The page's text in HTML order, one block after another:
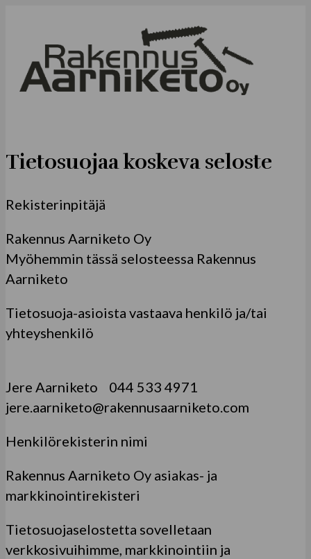
Tietosuojaa koskeva seloste
Rekisterinpitäjä
Rakennus Aarniketo Oy
Myöhemmin tässä selosteessa Rakennus
Aarniketo
Tietosuoja-asioista vastaava henkilö ja/tai
yhteyshenkilö
Jere Aarniketo 044 533 4971
jere.aarniketo@rakennusaarniketo.com
Henkilörekisterin nimi
Rakennus Aarniketo Oy asiakas- ja
markkinointirekisteri
Tietosuojaselostetta sovelletaan
verkkosivuihimme, markkinointiin ja